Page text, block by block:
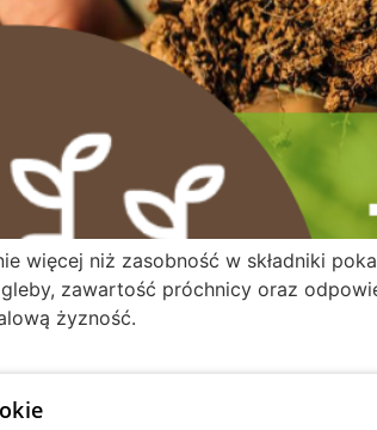
więcej niż zasobność w składniki
zawartość próchnicy oraz
żyzność.